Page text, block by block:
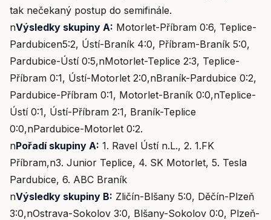
tak nečekaný postup do semifinále.
nVýsledky skupiny A: Motorlet-Příbram 0:6, Teplice-
Pardubicen5:2, Ústí-Braník 4:0, Příbram-Braník 5:0,
Pardubice-Ústí 0:5,nMotorlet-Teplice 2:3, Teplice-
Příbram 0:1, Ústí-Motorlet 2:0,nBraník-Pardubice 0:2,
Pardubice-Příbram 0:1, Motorlet-Braník 0:0,nTeplice-
Ústí 0:1, Ústí-Příbram 2:1, Braník-Teplice
0:0,nPardubice-Motorlet 0:2.
nPořadí skupiny A: 1. Ravel Ústí n.L., 2. 1.FK
Příbram,n3. Junior Teplice, 4. SK Motorlet, 5. Tesla
Pardubice, 6. ABC Braník
nVýsledky skupiny B: Zličín-Blšany 5:0, Děčín-Plzeň
3:0,nOstrava-Sokolov 3:0, Blšany-Sokolov 0:0, Plzeň-